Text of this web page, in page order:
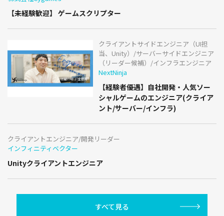
【未経験歓迎】 ゲームスクリプター
クライアントサイドエンジニア（UI担
当、Unity）/サーバーサイドエンジニア
（リーダー候補）/インフラエンジニア
NextNinja
【経験者優遇】自社開発・人気ソー
シャルゲームのエンジニア(クライア
ント/サーバー/インフラ)
クライアントエンジニア/開発リーダー
インフィニティベクター
Unityクライアントエンジニア
すべて見る